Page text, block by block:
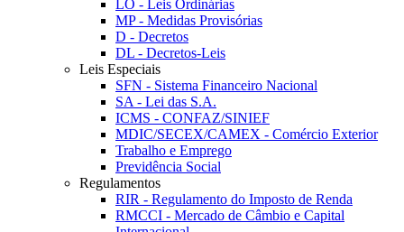
LO - Leis Ordinárias
MP - Medidas Provisórias
D - Decretos
DL - Decretos-Leis
Leis Especiais
SFN - Sistema Financeiro Nacional
SA - Lei das S.A.
ICMS - CONFAZ/SINIEF
MDIC/SECEX/CAMEX - Comércio Exterior
Trabalho e Emprego
Previdência Social
Regulamentos
RIR - Regulamento do Imposto de Renda
RMCCI - Mercado de Câmbio e Capital